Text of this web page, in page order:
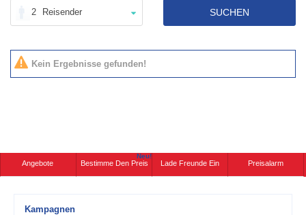
2 Reisender SUCHEN
Kein Ergebnisse gefunden!
Angebote Bestimme Den Preis
Neu!
Lade Freunde Ein Preisalarm
Kampagnen